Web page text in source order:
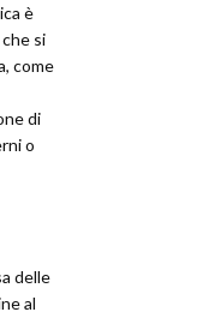
è
si
come
di
o
delle
al